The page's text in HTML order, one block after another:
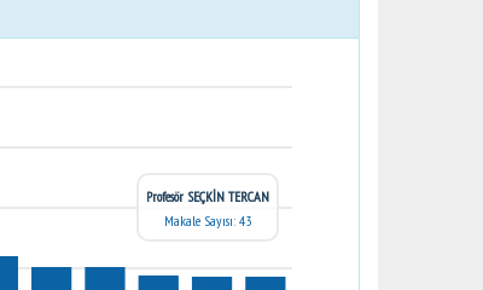
Profesör SEÇKİN TERCAN
Makale Sayısı: 43